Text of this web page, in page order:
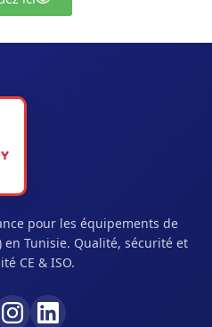
pour les équipements de
Tunisie. Qualité, sécurité et
CE & ISO.